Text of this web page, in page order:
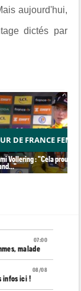
aujourd'hui,
dictés par
DE FRANCE
Vollering : "Cela prouve
07:00
malade
08/08
infos ici !